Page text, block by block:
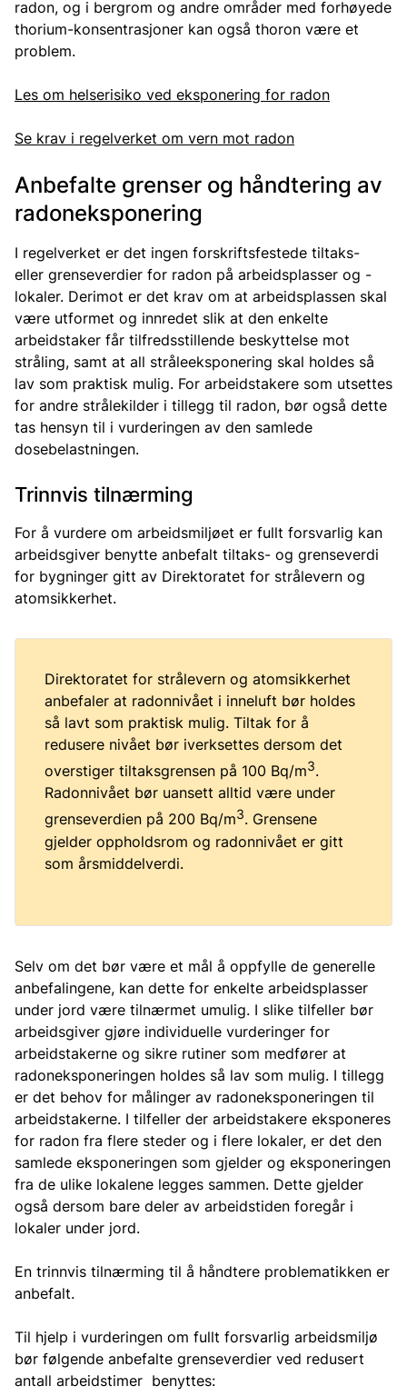
radon, og i bergrom og andre områder med forhøyede
thorium-konsentrasjoner kan også thoron være et
problem.
Les om helserisiko ved eksponering for radon
Se krav i regelverket om vern mot radon
Anbefalte grenser og håndtering av
radoneksponering
I regelverket er det ingen forskriftsfestede tiltaks-
eller grenseverdier for radon på arbeidsplasser og -
lokaler. Derimot er det krav om at arbeidsplassen skal
være utformet og innredet slik at den enkelte
arbeidstaker får tilfredsstillende beskyttelse mot
stråling, samt at all stråleeksponering skal holdes så
lav som praktisk mulig. For arbeidstakere som utsettes
for andre strålekilder i tillegg til radon, bør også dette
tas hensyn til i vurderingen av den samlede
dosebelastningen.
Trinnvis tilnærming
For å vurdere om arbeidsmiljøet er fullt forsvarlig kan
arbeidsgiver benytte anbefalt tiltaks- og grenseverdi
for bygninger gitt av Direktoratet for strålevern og
atomsikkerhet.
Direktoratet for strålevern og atomsikkerhet
anbefaler at radonnivået i inneluft bør holdes
så lavt som praktisk mulig. Tiltak for å
redusere nivået bør iverksettes dersom det
overstiger tiltaksgrensen på 100 Bq/m3.
Radonnivået bør uansett alltid være under
grenseverdien på 200 Bq/m3. Grensene
gjelder oppholdsrom og radonnivået er gitt
som årsmiddelverdi.
Selv om det bør være et mål å oppfylle de generelle
anbefalingene, kan dette for enkelte arbeidsplasser
under jord være tilnærmet umulig. I slike tilfeller bør
arbeidsgiver gjøre individuelle vurderinger for
arbeidstakerne og sikre rutiner som medfører at
radoneksponeringen holdes så lav som mulig. I tillegg
er det behov for målinger av radoneksponeringen til
arbeidstakerne. I tilfeller der arbeidstakere eksponeres
for radon fra flere steder og i flere lokaler, er det den
samlede eksponeringen som gjelder og eksponeringen
fra de ulike lokalene legges sammen. Dette gjelder
også dersom bare deler av arbeidstiden foregår i
lokaler under jord.
En trinnvis tilnærming til å håndtere problematikken er
anbefalt.
Til hjelp i vurderingen om fullt forsvarlig arbeidsmiljø
bør følgende anbefalte grenseverdier ved redusert
antall arbeidstimer benyttes: